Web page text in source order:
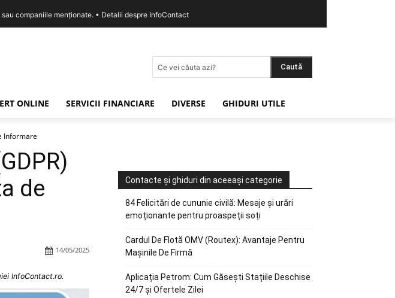
companiile menționate. • Detalii despre InfoContact
Ce vei căuta azi? Caută
ONLINE SERVICII FINANCIARE DIVERSE GHIDURI UTILE
Informare
de
14/05/2025
InfoContact.ro.
Contacte și ghiduri din aceeași categorie
84 Felicitări de cununie civilă: Mesaje și urări
emoționante pentru proaspeții soți
Cardul De Flotă OMV (Routex): Avantaje Pentru
Mașinile De Firmă
Aplicația Petrom: Cum Găsești Stațiile Deschise
24/7 și Ofertele Zilei